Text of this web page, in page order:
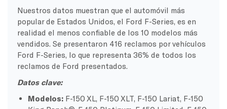
Nuestros datos muestran que el automóvil más
popular de Estados Unidos, el Ford F-Series, es en
realidad el menos confiable de los 10 modelos más
vendidos. Se presentaron 416 reclamos por vehículos
Ford F-Series, lo que representa 36% de todos los
reclamos de Ford presentados.
Datos clave:
Modelos: F-150 XL, F-150 XLT, F-150 Lariat, F-150